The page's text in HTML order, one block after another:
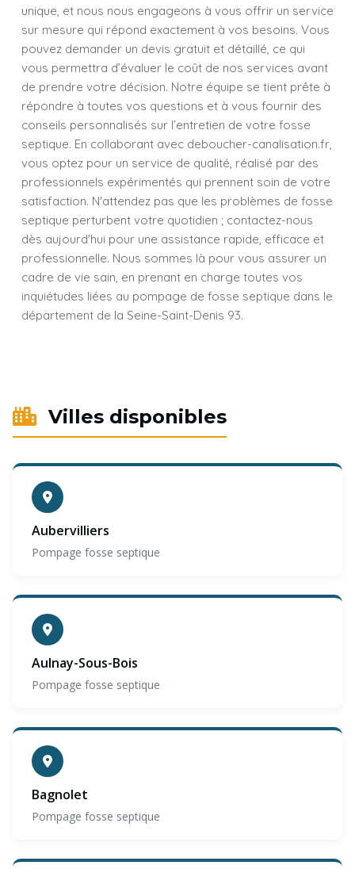
unique, et nous nous engageons à vous offrir un service
sur mesure qui répond exactement à vos besoins. Vous
pouvez demander un devis gratuit et détaillé, ce qui
vous permettra d’évaluer le coût de nos services avant
de prendre votre décision. Notre équipe se tient prête à
répondre à toutes vos questions et à vous fournir des
conseils personnalisés sur l’entretien de votre fosse
septique. En collaborant avec deboucher-canalisation.fr,
vous optez pour un service de qualité, réalisé par des
professionnels expérimentés qui prennent soin de votre
satisfaction. N'attendez pas que les problèmes de fosse
septique perturbent votre quotidien ; contactez-nous
dès aujourd'hui pour une assistance rapide, efficace et
professionnelle. Nous sommes là pour vous assurer un
cadre de vie sain, en prenant en charge toutes vos
inquiétudes liées au pompage de fosse septique dans le
département de la Seine-Saint-Denis 93.
Villes disponibles
Aubervilliers
Pompage fosse septique
Aulnay-Sous-Bois
Pompage fosse septique
Bagnolet
Pompage fosse septique